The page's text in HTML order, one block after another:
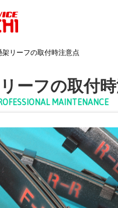
リーフの取付時注意点
ーフの取付
MAINTENANCE